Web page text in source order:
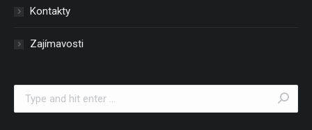
Kontakty
Zajímavosti
Search: